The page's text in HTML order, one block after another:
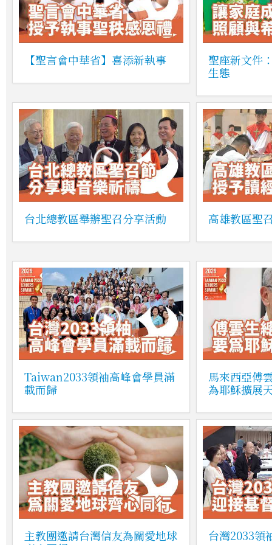
【聖言會中華省】喜添新執事
聖座新文件
生態
台北總教區舉辦聖召分享活動 高雄教區聖
Taiwan2033領袖高峰會學員滿
載而歸
馬來西亞傅
為耶穌擴展
主教團邀請台灣信友為關愛地球
台灣2033領